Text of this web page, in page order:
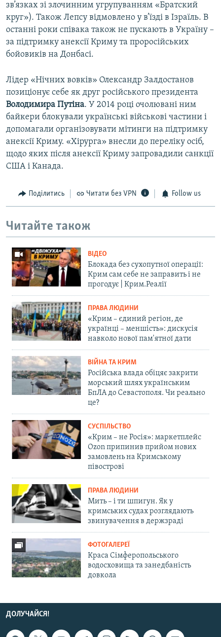
зв’язках зі злочинним угрупуванням «Братский
круг»). Також Лепсу відмовлено у в’їзді в Ізраїль. В
останні роки співака також не пускають в Україну –
за підтримку анексії Криму та проросійських
бойовиків на Донбасі.
Лідер «Нічних вовків» Олександр Залдостанов
позиціонує себе як друг російського президента
Володимира Путіна. У 2014 році очолювані ним
байкери блокували українські військові частини і
допомагали організовувати мітинги на підтримку
анексії Криму. «Хірурга» внесли до переліку осіб,
щодо яких після анексії Криму запровадили санкції
США і Канада.
Поділитись Читати без VPN Follow us
Читайте також
ВІДЕО
Блокада без сухопутної операції:
Крим сам себе не заправить і не
прогодує | Крим.Реалії
ПРАВА ЛЮДИНИ
«Крим – єдиний регіон, де
українці – меншість»: дискусія
навколо нової пам'ятної дати
ВІЙНА ТА КРИМ
Російська влада обіцяє закрити
морський шлях українським
БпЛА до Севастополя. Чи реально
це?
СУСПІЛЬСТВО
«Крим – не Росія»: маркетплейс
Ozon припинив прийом нових
замовлень на Кримському
півострові
ПРАВА ЛЮДИНИ
Мить – і ти шпигун. Як у
кримських судах розглядають
звинувачення в держзраді
ФОТОГАЛЕРЕЇ
Краса Сімферопольського
водосховища та занедбаність
довкола
ДОЛУЧАЙСЯ!